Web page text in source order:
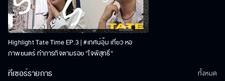
Highlight Tate Time EP.3 | #เทศน์อุ้ม เที่ยว หอ
ภาพยนตร์ ทำภารกิจตามรอย “ใจพิสุทธิ์“
ทีเซอร์รายการ ทั้งหมด